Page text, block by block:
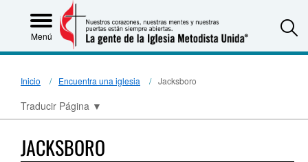
Menú
Inicio Encuentra una iglesia Jacksboro
Traducir Página ▼
JACKSBORO